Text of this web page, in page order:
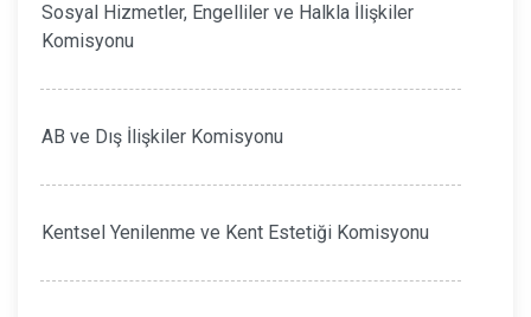
Sosyal Hizmetler, Engelliler ve Halkla İlişkiler
Komisyonu
AB ve Dış İlişkiler Komisyonu
Kentsel Yenilenme ve Kent Estetiği Komisyonu